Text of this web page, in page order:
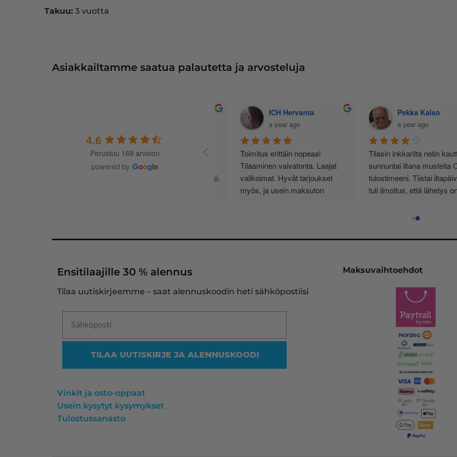
Takuu: 3 vuotta
Asiakkailtamme saatua palautetta ja arvosteluja
4.6
Perustuu 169 arvioon
powered by Google
Jussi Käteinen
11 months ago
Asiallisen tuntuinen kauppa, ei
turhia härpäkkeitä, vaan sitä
mitä nimi lupaa! Täältä haen
jatkossa. Ps. Hinnat kohillaan.
Senja Bunda
a year ago
Minulla yksityishenkilönä
tulostimen käyttö on vähäistä.
Yksi kasetti riittää noin
Vähän kauhulla ajattelen
edelleen oikean ja tulostimeeni
heidän sivujensa kautta uuden
vastaavan. Tulostinmerkkien
sekä kasettien runsaus on
viidakko, missä en halua rämpiä.
Siksi on olemassa tällekin
saralla ammattilaiset.
Vaikka mustakasetin koodi olikin
reilussa vuodessa muuttunut,
heidän ohjelmansa ehdotti
oikeaa vastaavaa yhteensopivaa
kasettia, jonka myös uskalsin
Ensitilaajille 30 % alennus
Tilaa uutiskirjeemme – saat alennuskoodin heti sähköpostiisi
TILAA UUTISKIRJE JA ALENNUSKOODI
Vinkit ja osto-oppaat
Usein kysytyt kysymykset
Tulostussanasto
Maksuvaihtoehdot